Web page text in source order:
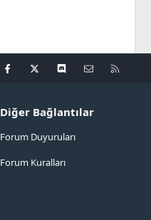
Facebook
X Discord Bize ulaşın
Diğer Bağlantılar
Forum Duyuruları
Forum Kuralları